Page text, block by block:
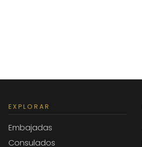
EXPLORAR
Embajadas
Consulados